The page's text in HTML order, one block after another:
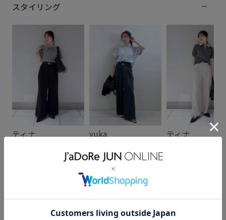
スタイリング
ティナ yuka ティナ
スタッフレビュー